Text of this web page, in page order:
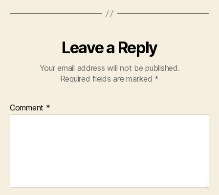
Leave a Reply
Your email address will not be published.
Required fields are marked *
Comment *